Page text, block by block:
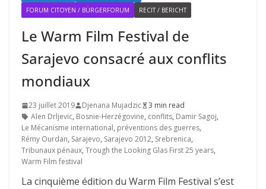
FORUM CITOYEN / BÜRGERFORUM
RECIT / BERICHT
Le Warm Film Festival de
Sarajevo consacré aux conflits
mondiaux
23 juillet 2019 Djenana Mujadzic
3 min read
Alen Drljevic, Bosnie-Herzégovine, conflits, Damir Sagoj,
Le Mécanisme international, préventions des guerres,
Rémy Ourdan, Sarajevo, Sarajevo 2012, Srebrenica,
Tribunaux pénaux, Trough the Looking Glas First 25 years,
Warm Film festival
La cinquième édition du Warm Film Festival s’est